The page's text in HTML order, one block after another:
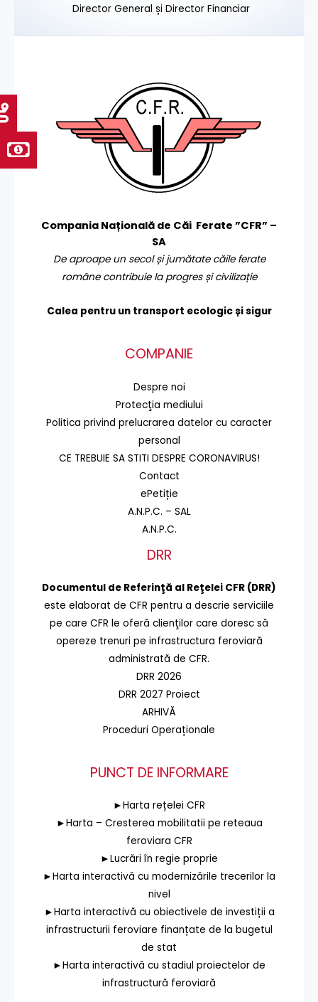
Director General și Director Financiar
Compania Națională de Căi Ferate ”CFR” –
SA
De aproape un secol și jumătate căile ferate
române contribuie la progres și civilizație
Calea pentru un transport ecologic și sigur
COMPANIE
Despre noi
Protecţia mediului
Politica privind prelucrarea datelor cu caracter
personal
CE TREBUIE SA STITI DESPRE CORONAVIRUS!
Contact
ePetiție
A.N.P.C. – SAL
A.N.P.C.
DRR
Documentul de Referinţă al Reţelei CFR (DRR)
este elaborat de CFR pentru a descrie serviciile
pe care CFR le oferă clienţilor care doresc să
opereze trenuri pe infrastructura feroviară
administrată de CFR.
DRR 2026
DRR 2027 Proiect
ARHIVĂ
Proceduri Operaționale
PUNCT DE INFORMARE
►Harta rețelei CFR
►Harta – Cresterea mobilitatii pe reteaua
feroviara CFR
►Lucrări în regie proprie
►Harta interactivă cu modernizările trecerilor la
nivel
►Harta interactivă cu obiectivele de investiții a
infrastructurii feroviare finanțate de la bugetul
de stat
►Harta interactivă cu stadiul proiectelor de
infrastructură feroviară